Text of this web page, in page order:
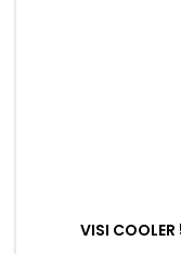
VISI